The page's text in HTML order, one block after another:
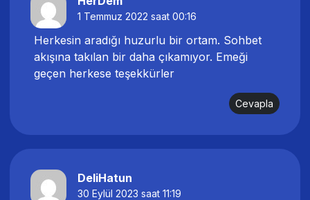
1 Temmuz 2022 saat 00:16
Herkesin aradığı huzurlu bir ortam. Sohbet
akışına takılan bir daha çıkamıyor. Emeği
geçen herkese teşekkürler
Cevapla
DeliHatun
30 Eylül 2023 saat 11:19